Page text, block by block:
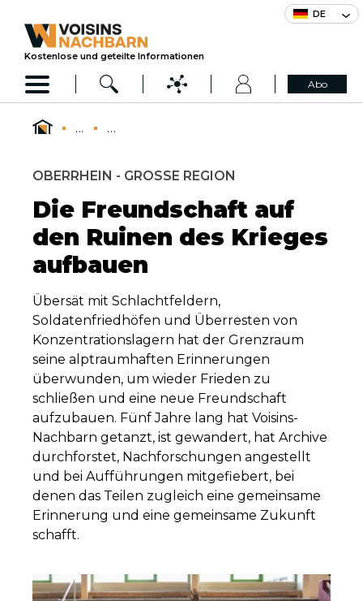
DE
Kostenlose und geteilte Informationen
Abo
... ...
OBERRHEIN - GROSSE REGION
Die Freundschaft auf
den Ruinen des Krieges
aufbauen
Übersät mit Schlachtfeldern,
Soldatenfriedhöfen und Überresten von
Konzentrationslagern hat der Grenzraum
seine alptraumhaften Erinnerungen
überwunden, um wieder Frieden zu
schließen und eine neue Freundschaft
aufzubauen. Fünf Jahre lang hat Voisins-
Nachbarn getanzt, ist gewandert, hat Archive
durchforstet, Nachforschungen angestellt
und bei Aufführungen mitgefiebert, bei
denen das Teilen zugleich eine gemeinsame
Erinnerung und eine gemeinsame Zukunft
schafft.